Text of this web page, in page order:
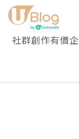
社群創作有價